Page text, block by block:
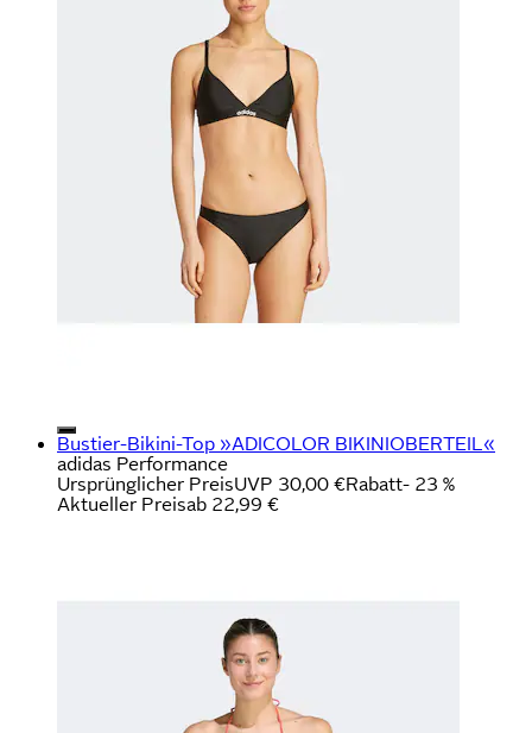
Bustier-Bikini-Top »ADICOLOR BIKINIOBERTEIL«
adidas Performance
Ursprünglicher PreisUVP 30,00 €Rabatt- 23 %
Aktueller Preisab 22,99 €